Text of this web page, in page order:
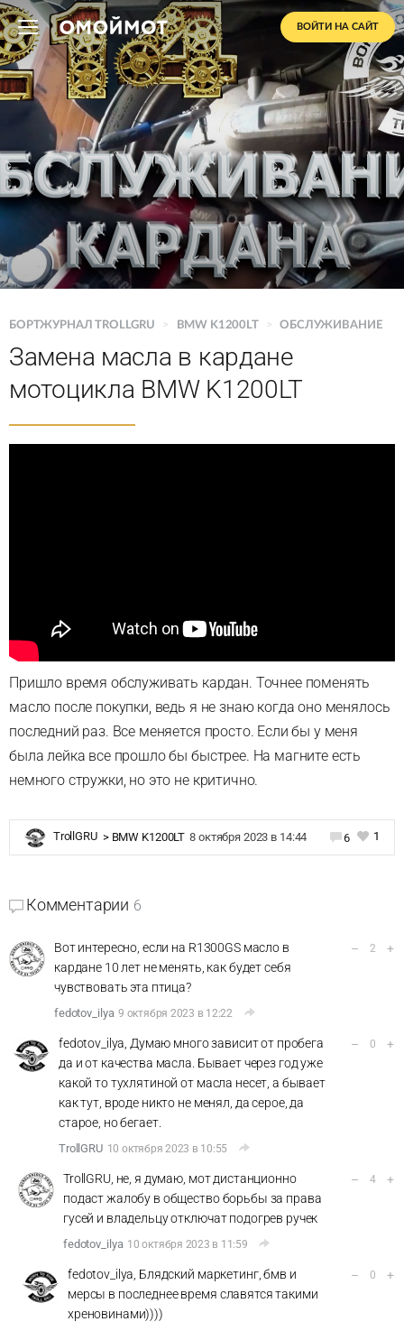
ВОЙТИ НА САЙТ
БОРТЖУРНАЛ TROLLGRU > BMW K1200LT > ОБСЛУЖИВАНИЕ
Замена масла в кардане
мотоцикла BMW K1200LT
Пришло время обслуживать кардан. Точнее поменять
масло после покупки, ведь я не знаю когда оно менялось
последний раз. Все меняется просто. Если бы у меня
была лейка все прошло бы быстрее. На магните есть
немного стружки, но это не критично.
TrollGRU > BMW K1200LT 8 октября 2023 в 14:44 6 1
Комментарии 6
Вот интересно, если на R1300GS масло в
кардане 10 лет не менять, как будет себя
чувствовать эта птица?
fedotov_ilya 9 октября 2023 в 12:22
– 2 +
fedotov_ilya, Думаю много зависит от пробега
да и от качества масла. Бывает через год уже
какой то тухлятиной от масла несет, а бывает
как тут, вроде никто не менял, да серое, да
старое, но бегает.
TrollGRU 10 октября 2023 в 10:55
– 0 +
TrollGRU, не, я думаю, мот дистанционно
подаст жалобу в общество борьбы за права
гусей и владельцу отключат подогрев ручек
fedotov_ilya 10 октября 2023 в 11:59
– 4 +
fedotov_ilya, Блядский маркетинг, бмв и
мерсы в последнее время славятся такими
хреновинами))))
– 0 +